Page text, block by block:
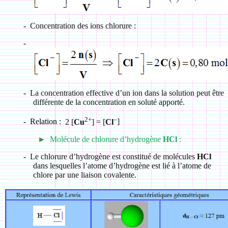
- Concentration des ions chlorure :
-
- La concentration effective d’un ion dans la solution peut être
différente de la concentration en soluté apporté.
-Relation :2 [Cu2+] = [Cl–]
► Molécule de chlorure d’hydrogèneHCl:
- Le chlorure d’hydrogène est constitué de moléculesHCl
dans lesquelles l’atome d’hydrogène est lié à l’atome de
chlore par une liaison covalente.